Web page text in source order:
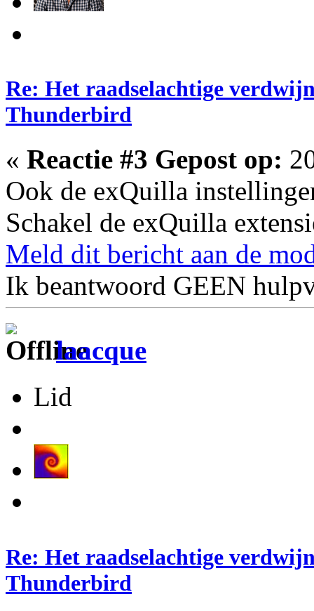
Re: Het raadselachtige
Thunderbird
« Reactie #3 Gepost op:
Ook de exQuilla
Schakel de exQuilla
Meld dit bericht aan de
Ik beantwoord GEEN
laacque
Lid
Re: Het raadselachtige
Thunderbird